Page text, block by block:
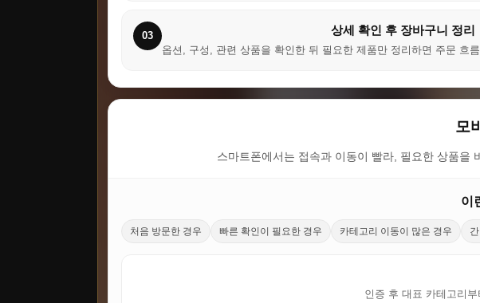
03 상세 확인 후 장바구니 정리
옵션, 구성, 관련 상품을 확인한 뒤 필요한 제품만 정리하면 주문 흐
모
스마트폰에서는 접속과 이동이 빨라, 필요한 상품을
이
처음 방문한 경우 빠른 확인이 필요한 경우 카테고리 이동이 많은 경우
인증 후 대표 카테고리